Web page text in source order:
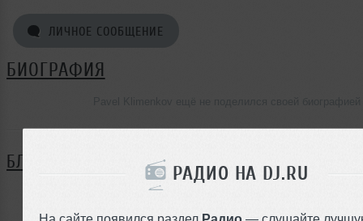
РАДИО НА DJ.RU
На сайте появился раздел Радио — слушайте
ЛИЧНОЕ СООБЩЕНИЕ
БИОГРАФИЯ
БЛОГ